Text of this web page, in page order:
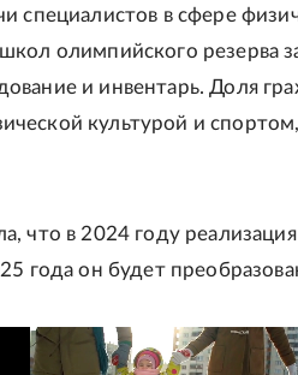
специалистов в сфере
олимпийского резерва
и инвентарь. Доля
культурой и
что в 2024 году
года он будет